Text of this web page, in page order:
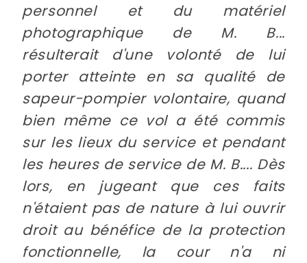
personnel et du matériel
photographique de M. B...
résulterait d'une volonté de lui
porter atteinte en sa qualité de
sapeur-pompier volontaire, quand
bien même ce vol a été commis
sur les lieux du service et pendant
les heures de service de M. B.... Dès
lors, en jugeant que ces faits
n'étaient pas de nature à lui ouvrir
droit au bénéfice de la protection
fonctionnelle, la cour n'a ni